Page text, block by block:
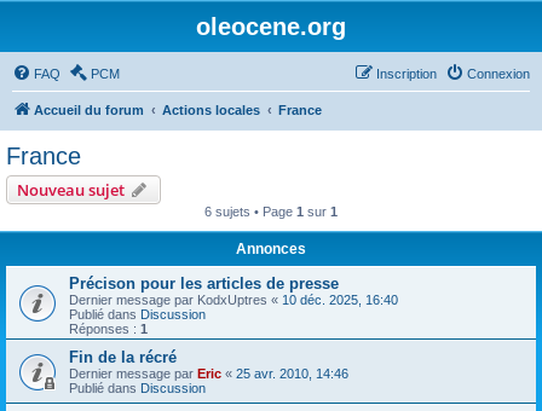
oleocene.org
FAQ PCM Connexion
Inscription
Accueil du forum Actions locales France
France
Nouveau sujet
6 sujets • Page 1 sur 1
Annonces
Précison pour les articles de presse
Dernier message par KodxUptres « 10 déc. 2025, 16:40
Publié dans Discussion
Réponses : 1
Fin de la récré
Dernier message par Eric « 25 avr. 2010, 14:46
Publié dans Discussion